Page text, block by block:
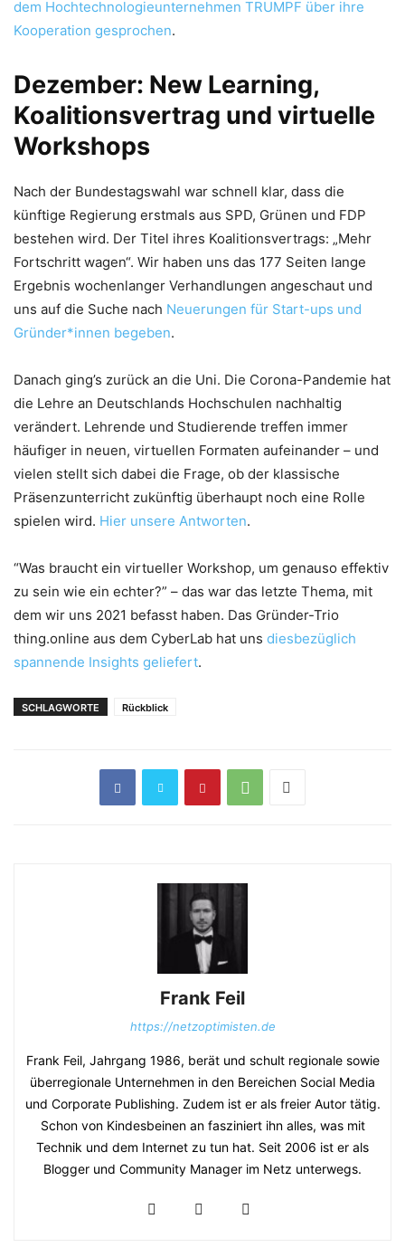
dem Hochtechnologieunternehmen TRUMPF über ihre
Kooperation gesprochen.
Dezember: New Learning,
Koalitionsvertrag und virtuelle
Workshops
Nach der Bundestagswahl war schnell klar, dass die
künftige Regierung erstmals aus SPD, Grünen und FDP
bestehen wird. Der Titel ihres Koalitionsvertrags: „Mehr
Fortschritt wagen“. Wir haben uns das 177 Seiten lange
Ergebnis wochenlanger Verhandlungen angeschaut und
uns auf die Suche nach Neuerungen für Start-ups und
Gründer*innen begeben.
Danach ging’s zurück an die Uni. Die Corona-Pandemie hat
die Lehre an Deutschlands Hochschulen nachhaltig
verändert. Lehrende und Studierende treffen immer
häufiger in neuen, virtuellen Formaten aufeinander – und
vielen stellt sich dabei die Frage, ob der klassische
Präsenzunterricht zukünftig überhaupt noch eine Rolle
spielen wird. Hier unsere Antworten.
“Was braucht ein virtueller Workshop, um genauso effektiv
zu sein wie ein echter?” – das war das letzte Thema, mit
dem wir uns 2021 befasst haben. Das Gründer-Trio
thing.online aus dem CyberLab hat uns diesbezüglich
spannende Insights geliefert.
SCHLAGWORTE Rückblick
Frank Feil
https://netzoptimisten.de
Frank Feil, Jahrgang 1986, berät und schult regionale sowie
überregionale Unternehmen in den Bereichen Social Media
und Corporate Publishing. Zudem ist er als freier Autor tätig.
Schon von Kindesbeinen an fasziniert ihn alles, was mit
Technik und dem Internet zu tun hat. Seit 2006 ist er als
Blogger und Community Manager im Netz unterwegs.